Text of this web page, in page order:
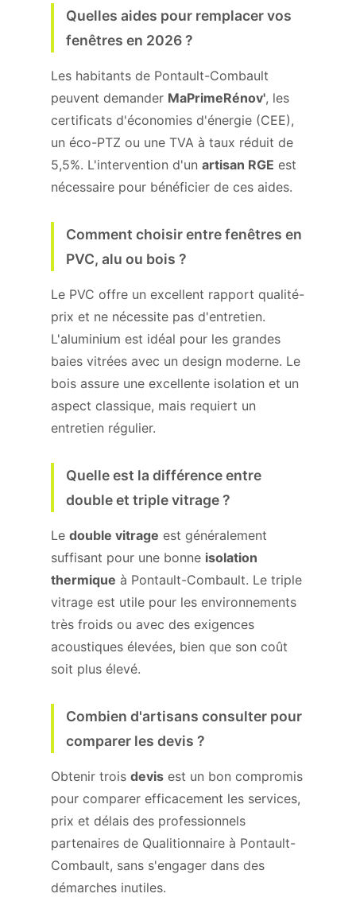
Quelles aides pour remplacer vos
fenêtres en 2026 ?
Les habitants de Pontault-Combault
peuvent demander MaPrimeRénov', les
certificats d'économies d'énergie (CEE),
un éco-PTZ ou une TVA à taux réduit de
5,5%. L'intervention d'un artisan RGE est
nécessaire pour bénéficier de ces aides.
Comment choisir entre fenêtres en
PVC, alu ou bois ?
Le PVC offre un excellent rapport qualité-
prix et ne nécessite pas d'entretien.
L'aluminium est idéal pour les grandes
baies vitrées avec un design moderne. Le
bois assure une excellente isolation et un
aspect classique, mais requiert un
entretien régulier.
Quelle est la différence entre
double et triple vitrage ?
Le double vitrage est généralement
suffisant pour une bonne isolation
thermique à Pontault-Combault. Le triple
vitrage est utile pour les environnements
très froids ou avec des exigences
acoustiques élevées, bien que son coût
soit plus élevé.
Combien d'artisans consulter pour
comparer les devis ?
Obtenir trois devis est un bon compromis
pour comparer efficacement les services,
prix et délais des professionnels
partenaires de Qualitionnaire à Pontault-
Combault, sans s'engager dans des
démarches inutiles.